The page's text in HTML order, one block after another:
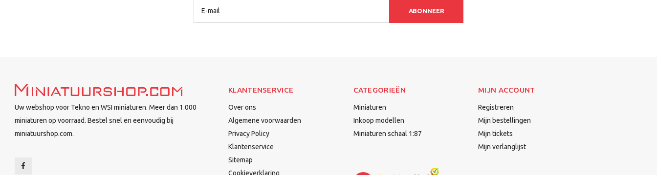
ABONNEER
Uw webshop voor Tekno en WSI miniaturen. Meer dan 1.000
miniaturen op voorraad. Bestel snel en eenvoudig bij
miniatuurshop.com.
KLANTENSERVICE
Over ons
Algemene voorwaarden
Privacy Policy
Klantenservice
Sitemap
Cookieverklaring
CATEGORIEËN
Miniaturen
Inkoop modellen
Miniaturen schaal 1:87
MIJN ACCOUNT
Registreren
Mijn bestellingen
Mijn tickets
Mijn verlanglijst